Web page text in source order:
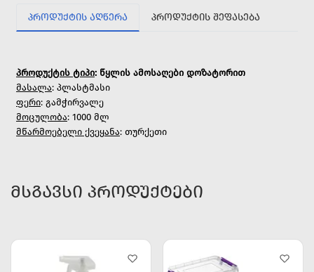
ᲞᲠᲝᲓᲣᲥᲢᲘᲡ ᲐᲦᲬᲔᲠᲐ ᲞᲠᲝᲓᲣᲥᲢᲘᲡ ᲨᲔᲤᲐᲡᲔᲑᲐ
პროდუქტის ტიპი: წყლის ამოსაღები დოზატორით
მასალა: პლასტმასი
ფერი: გამჭირვალე
მოცულობა: 1000 მლ
მწარმოებელი ქვეყანა: თურქეთი
ᲛᲡᲒᲐᲕᲡᲘ ᲞᲠᲝᲓᲣᲥᲢᲔᲑᲘ